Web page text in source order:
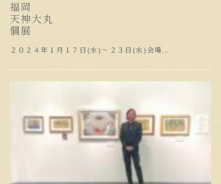
福岡
天神大丸
個展
２０２４年１月１７日(水)～２３日(水)会場...